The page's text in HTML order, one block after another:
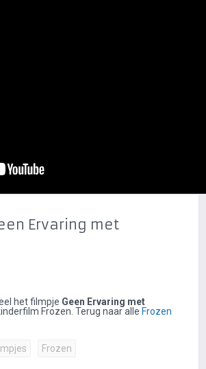
Ervaring met
het filmpje Geen Ervaring met
Frozen. Terug naar alle Frozen
Frozen